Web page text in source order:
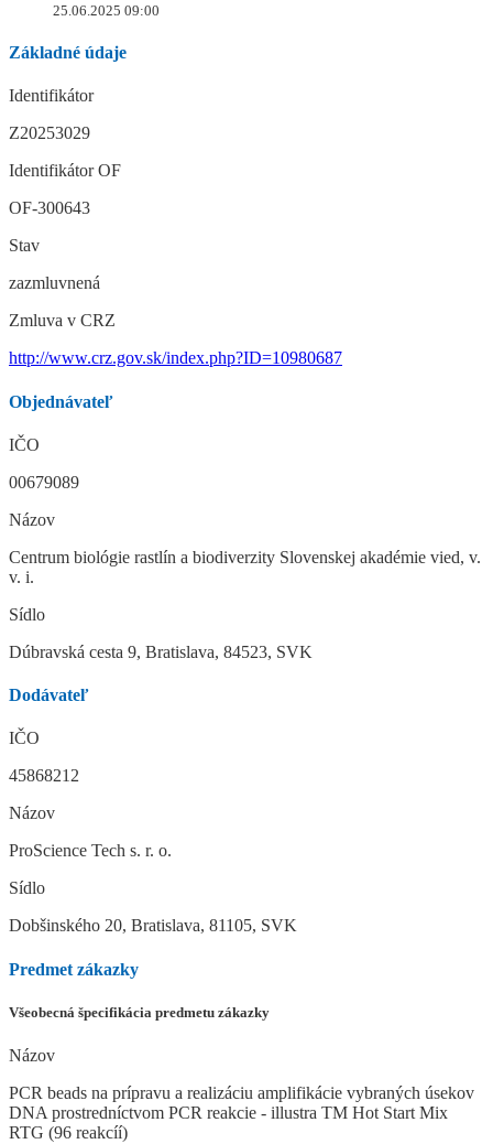
25.06.2025 09:00
Základné údaje
Identifikátor
Z20253029
Identifikátor OF
OF-300643
Stav
zazmluvnená
Zmluva v CRZ
http://www.crz.gov.sk/index.php?ID=10980687
Objednávateľ
IČO
00679089
Názov
Centrum biológie rastlín a biodiverzity Slovenskej akadémie vied, v.
v. i.
Sídlo
Dúbravská cesta 9, Bratislava, 84523, SVK
Dodávateľ
IČO
45868212
Názov
ProScience Tech s. r. o.
Sídlo
Dobšinského 20, Bratislava, 81105, SVK
Predmet zákazky
Všeobecná špecifikácia predmetu zákazky
Názov
PCR beads na prípravu a realizáciu amplifikácie vybraných úsekov
DNA prostredníctvom PCR reakcie - illustra TM Hot Start Mix
RTG (96 reakcíí)